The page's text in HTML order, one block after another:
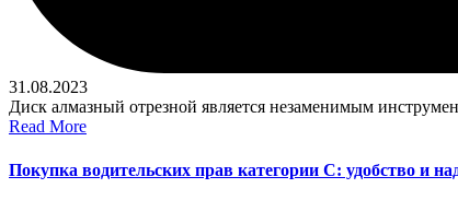
31.08.2023
Диск алмазный отрезной является незаменимым
Read More
Покупка водительских прав категории С: удобство и